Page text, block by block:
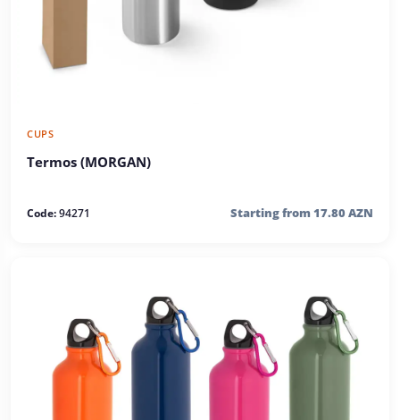
CUPS
Termos (MORGAN)
Code:94271 Starting from 17.80 AZN